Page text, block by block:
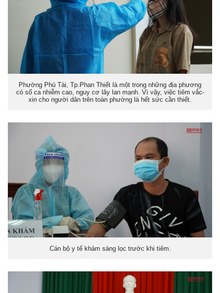
Phường Phú Tài, Tp.Phan Thiết là một trong những địa phương
có số ca nhiễm cao, nguy cơ lây lan mạnh. Vì vậy, việc tiêm vắc-
xin cho người dân trên toàn phường là hết sức cần thiết.
Cán bộ y tế khám sàng lọc trước khi tiêm.